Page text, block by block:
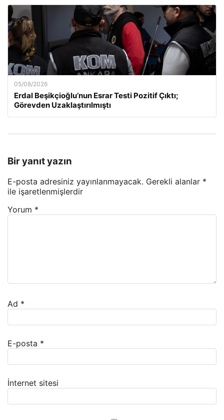
05/08/2026
Erdal Beşikçioğlu’nun Esrar Testi Pozitif Çıktı;
Görevden Uzaklaştırılmıştı
Bir yanıt yazın
E-posta adresiniz yayınlanmayacak. Gerekli alanlar *
ile işaretlenmişlerdir
Yorum *
Ad *
E-posta *
İnternet sitesi